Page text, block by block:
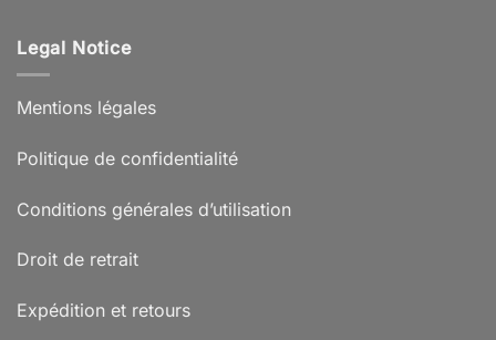
Legal Notice
Mentions légales
Politique de confidentialité
Conditions générales d’utilisation
Droit de retrait
Expédition et retours